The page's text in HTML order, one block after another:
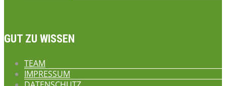
GUT ZU WISSEN
TEAM
IMPRESSUM